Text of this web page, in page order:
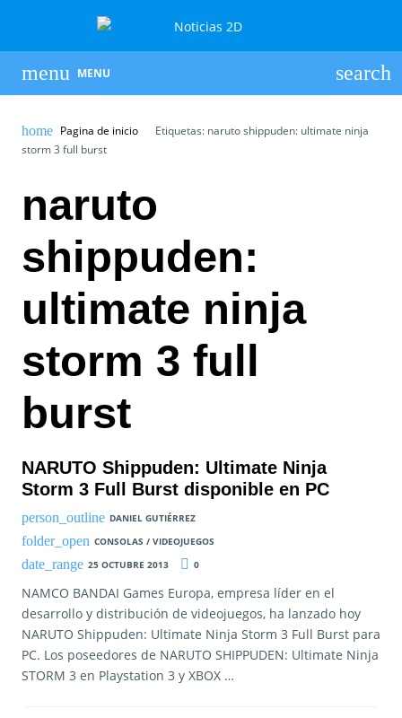
MENU
Pagina de inicio
Etiquetas: naruto shippuden: ultimate ninja
storm 3 full burst
naruto
shippuden:
ultimate ninja
storm 3 full
burst
NARUTO Shippuden: Ultimate Ninja
Storm 3 Full Burst disponible en PC
DANIEL GUTIÉRREZ
CONSOLAS / VIDEOJUEGOS
25 OCTUBRE 2013
0
NAMCO BANDAI Games Europa, empresa líder en el
desarrollo y distribución de videojuegos, ha lanzado hoy
NARUTO Shippuden: Ultimate Ninja Storm 3 Full Burst para
PC. Los poseedores de NARUTO SHIPPUDEN: Ultimate Ninja
STORM 3 en Playstation 3 y XBOX …